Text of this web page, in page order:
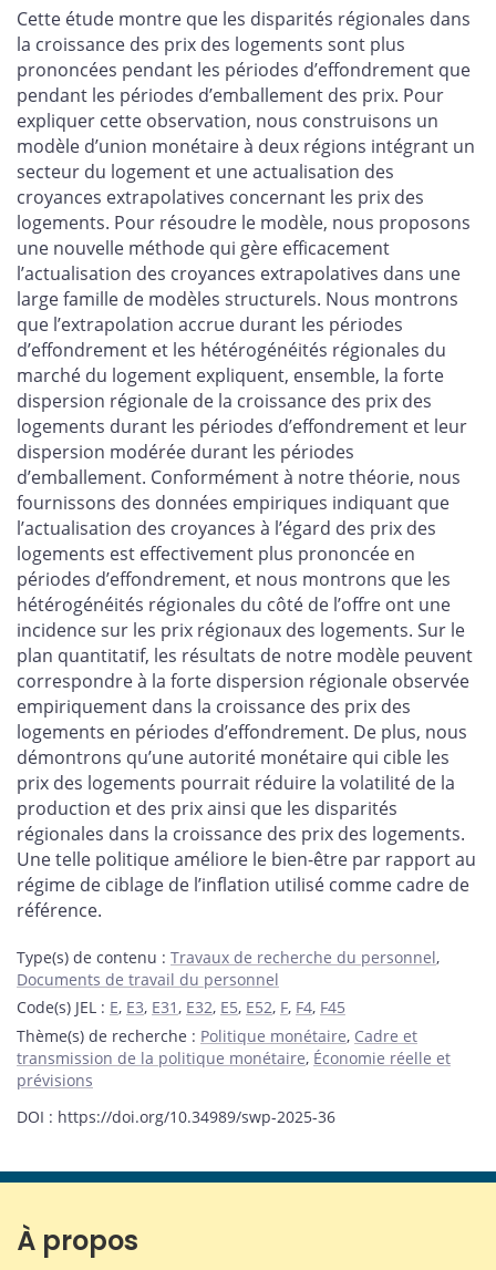
Facebook
X
LinkedIncourriel
Cette étude montre que les disparités régionales dans
la croissance des prix des logements sont plus
prononcées pendant les périodes d’effondrement que
pendant les périodes d’emballement des prix. Pour
expliquer cette observation, nous construisons un
modèle d’union monétaire à deux régions intégrant un
secteur du logement et une actualisation des
croyances extrapolatives concernant les prix des
logements. Pour résoudre le modèle, nous proposons
une nouvelle méthode qui gère efficacement
l’actualisation des croyances extrapolatives dans une
large famille de modèles structurels. Nous montrons
que l’extrapolation accrue durant les périodes
d’effondrement et les hétérogénéités régionales du
marché du logement expliquent, ensemble, la forte
dispersion régionale de la croissance des prix des
logements durant les périodes d’effondrement et leur
dispersion modérée durant les périodes
d’emballement. Conformément à notre théorie, nous
fournissons des données empiriques indiquant que
l’actualisation des croyances à l’égard des prix des
logements est effectivement plus prononcée en
périodes d’effondrement, et nous montrons que les
hétérogénéités régionales du côté de l’offre ont une
incidence sur les prix régionaux des logements. Sur le
plan quantitatif, les résultats de notre modèle peuvent
correspondre à la forte dispersion régionale observée
empiriquement dans la croissance des prix des
logements en périodes d’effondrement. De plus, nous
démontrons qu’une autorité monétaire qui cible les
prix des logements pourrait réduire la volatilité de la
production et des prix ainsi que les disparités
régionales dans la croissance des prix des logements.
Une telle politique améliore le bien-être par rapport au
régime de ciblage de l’inflation utilisé comme cadre de
référence.
Type(s) de contenu : Travaux de recherche du personnel,
Documents de travail du personnel
Code(s) JEL : E, E3, E31, E32, E5, E52, F, F4, F45
Thème(s) de recherche : Politique monétaire, Cadre et
transmission de la politique monétaire, Économie réelle et
prévisions
DOI : https://doi.org/10.34989/swp-2025-36
À propos